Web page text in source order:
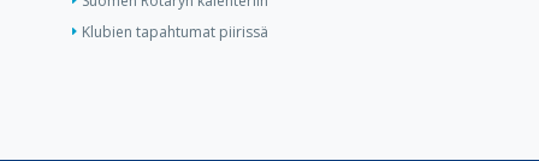
Klubien tapahtumat piirissä